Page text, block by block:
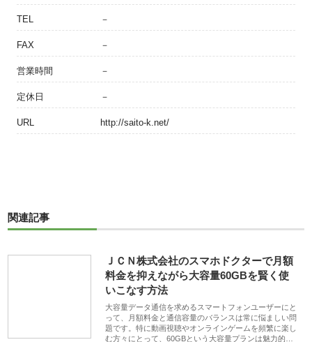
TEL －
FAX －
営業時間 －
定休日 －
URL http://saito-k.net/
関連記事
ＪＣＮ株式会社のスマホドクターで月額
料金を抑えながら大容量60GBを賢く使
いこなす方法
大容量データ通信を求めるスマートフォンユーザーにと
って、月額料金と通信容量のバランスは常に悩ましい問
題です。特に動画視聴やオンラインゲームを頻繁に楽し
む方々にとって、60GBという大容量プランは魅力的…